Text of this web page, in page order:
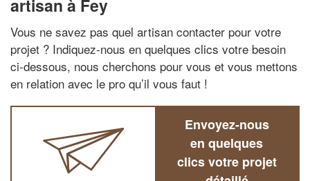
artisan à Fey
Vous ne savez pas quel artisan contacter pour votre
projet ? Indiquez-nous en quelques clics votre besoin
ci-dessous, nous cherchons pour vous et vous mettons
en relation avec le pro qu’il vous faut !
Envoyez-nous
en quelques
clics votre projet